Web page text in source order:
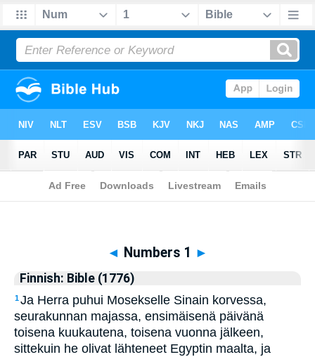
Biblia>Finnish: Bible (1776) > Numbers 1
◄ Numbers 1 ►
Finnish: Bible (1776)
1Ja Herra puhui Mosekselle Sinain korvessa,
seurakunnan majassa, ensimäisenä päivänä
toisena kuukautena, toisena vuonna jälkeen,
sittekuin he olivat lähteneet Egyptin maalta, ja